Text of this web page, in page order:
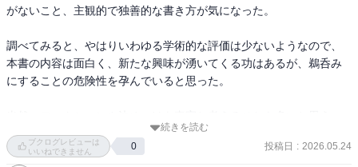
がないこと、主観的で独善的な書き方が気になった。
調べてみると、やはりいわゆる学術的な評価は少ないようなので、
本書の内容は面白く、新たな興味が湧いてくる功はあるが、鵜呑み
にすることの危険性を孕んでいると思った。
し、これはSNSのフェイクニュースをやみくもに信じることと大差
ない。
続きを読む
ブクログレビューは
いいねできません
0 投稿日 : 2026.05.24